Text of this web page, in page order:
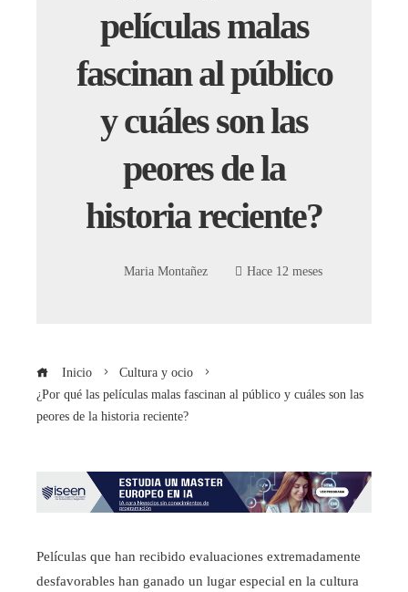
películas malas
fascinan al público
y cuáles son las
peores de la
historia reciente?
Maria Montañez Hace 12 meses
Inicio
Cultura y ocio
¿Por qué las películas malas fascinan al público y cuáles son las
peores de la historia reciente?
Películas que han recibido evaluaciones extremadamente
desfavorables han ganado un lugar especial en la cultura